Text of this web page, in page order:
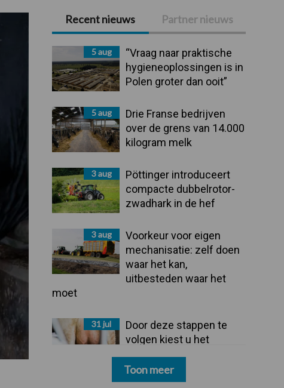
Primaire
Sidebar
Recent nieuws Partner nieuws
5 aug
“Vraag naar praktische
hygieneoplossingen is in
Polen groter dan ooit”
5 aug
Drie Franse bedrijven
over de grens van 14.000
kilogram melk
3 aug
Pöttinger introduceert
compacte dubbelrotor-
zwadhark in de hef
3 aug
Voorkeur voor eigen
mechanisatie: zelf doen
waar het kan,
uitbesteden waar het
moet
31 jul
Door deze stappen te
volgen kiest u het
dipmiddel dat bij uw
bedrijf past
Toon meer